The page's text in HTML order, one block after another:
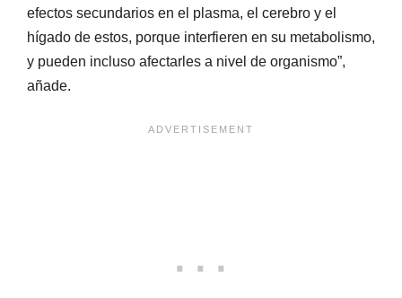
efectos secundarios en el plasma, el cerebro y el
hígado de estos, porque interfieren en su metabolismo,
y pueden incluso afectarles a nivel de organismo”,
añade.